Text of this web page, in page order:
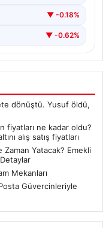
▼ -0.18%
▼ -0.62%
dönüştü. Yusuf öldü,
fiyatları ne kadar oldu?
alış satış fiyatları
Zaman Yatacak? Emekli
Mekanları
Güvercinleriyle